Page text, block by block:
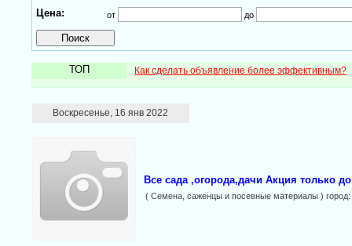
Цена: от до
ТОП Как сделать объявление более эффективным?
Воскресенье, 16 янв 2022
Все сада ,огорода,дачи Акция только
( Семена, саженцы и посевные материалы ) город: